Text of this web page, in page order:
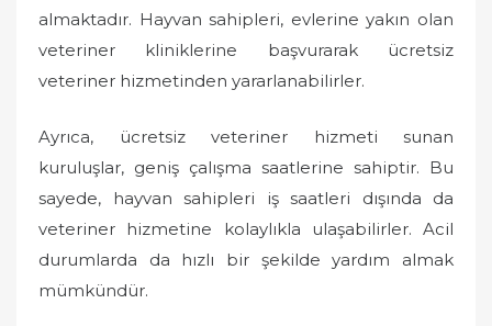
almaktadır. Hayvan sahipleri, evlerine yakın olan
veteriner kliniklerine başvurarak ücretsiz
veteriner hizmetinden yararlanabilirler.
Ayrıca, ücretsiz veteriner hizmeti sunan
kuruluşlar, geniş çalışma saatlerine sahiptir. Bu
sayede, hayvan sahipleri iş saatleri dışında da
veteriner hizmetine kolaylıkla ulaşabilirler. Acil
durumlarda da hızlı bir şekilde yardım almak
mümkündür.